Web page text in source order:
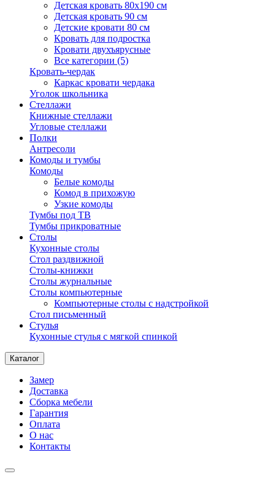
Детская кровать 80х190 см
Детская кровать 90 см
Детские кровати 80 см
Кровать для подростка
Кровати двухъярусные
Все категории (5)
Кровать-чердак
Каркас кровати чердака
Уголок школьника
Стеллажи
Книжные стеллажи
Угловые стеллажи
Полки
Антресоли
Комоды и тумбы
Комоды
Белые комоды
Комод в прихожую
Узкие комоды
Тумбы под ТВ
Тумбы прикроватные
Столы
Кухонные столы
Стол раздвижной
Столы-книжки
Столы журнальные
Столы компьютерные
Компьютерные столы с надстройкой
Стол письменный
Стулья
Кухонные стулья с мягкой спинкой
Каталог
Замер
Доставка
Сборка мебели
Гарантия
Оплата
О нас
Контакты